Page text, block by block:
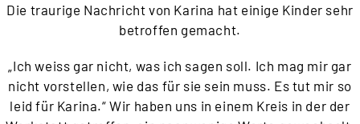
Die traurige Nachricht von Karina hat einige Kinder sehr
betroffen gemacht.
„Ich weiss gar nicht, was ich sagen soll. Ich mag mir gar
nicht vorstellen, wie das für sie sein muss. Es tut mir so
leid für Karina.“ Wir haben uns in einem Kreis in der der